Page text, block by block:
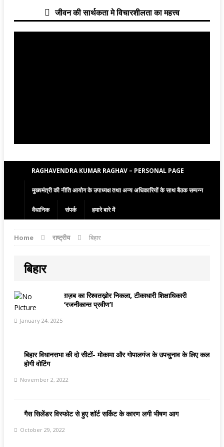
जीवन की सार्थकता मे विचारशीलता का महत्त्व
RAGHAVENDRA KUMAR RAGHAV – PERSONAL PAGE
मुख्यमंत्री की नीति आयोग के उपाध्यक्ष तथा अन्य अधिकारियों के साथ बैठक सम्पन्न
वैधानिक संपर्क हमारे बारे में
Home राष्ट्रीय बिहार
बिहार
ग़ज़ब का रिश्वतख़ोर निकला, टीकाधारी शिक्षाधिकारी
‘रजनीकान्त प्रवीण’!
January 24, 2025
बिहार विधानसभा की दो सीटों- मोकामा और गोपालगंज के उपचुनाव के लिए कल
होगी वोटिंग
November 2, 2022
गैस सिलेंडर विस्फोट से हुए शॉर्ट सर्किट के कारण लगी भीषण आग
October 29, 2022